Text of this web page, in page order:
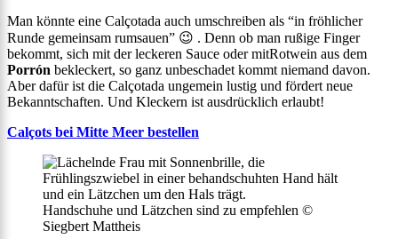
Man könnte eine Calçotada auch umschreiben als “in fröhlicher
Runde gemeinsam rumsauen” 😉 . Denn ob man rußige Finger
bekommt, sich mit der leckeren Sauce oder mitRotwein aus dem
Porrón bekleckert, so ganz unbeschadet kommt niemand davon.
Aber dafür ist die Calçotada ungemein lustig und fördert neue
Bekanntschaften. Und Kleckern ist ausdrücklich erlaubt!
Calçots bei Mitte Meer bestellen
Handschuhe und Lätzchen sind zu empfehlen ©
Siegbert Mattheis